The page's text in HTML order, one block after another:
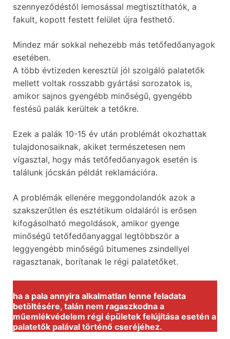
szennyeződéstől lemosással megtisztíthatók, a
fakult, kopott festett felület újra festhető.
Mindez már sokkal nehezebb más tetőfedőanyagok
esetében.
A több évtizeden keresztül jól szolgáló palatetők
mellett voltak rosszabb gyártási sorozatok is,
amikor sajnos gyengébb minőségű, gyengébb
festésű palák kerültek a tetőkre.
Ezek a palák 10-15 év után problémát okozhattak
tulajdonosaiknak, akiket természetesen nem
vígasztal, hogy más tetőfedőanyagok esetén is
találunk jócskán példát reklamációra.
A problémák ellenére meggondolandók azok a
szakszerűtlen és esztétikum oldaláról is erősen
kifogásolható megoldások, amikor gyenge
minőségű tetőfedőanyaggal legtöbbször a
leggyengébb minőségű bitumenes zsindellyel
ragasztanak, borítanak le régi palatetőket.
ha a pala annyira alkalmatlan lenne feladata
betöltésére, talán nem ragaszkodna a
műemlékvédelem régi épületek felújítása esetén a
palatetők palával történő cseréjéhez.